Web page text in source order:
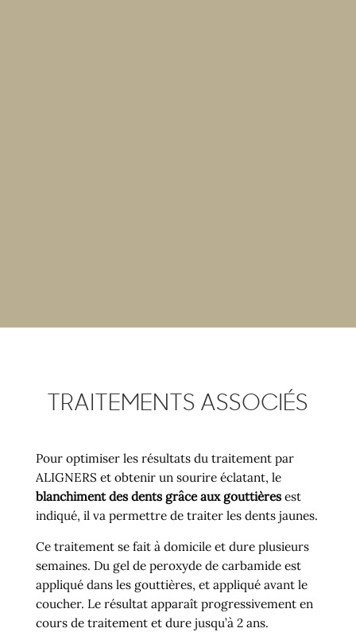
TRAITEMENTS ASSOCIÉS
Pour optimiser les résultats du traitement par
ALIGNERS et obtenir un sourire éclatant, le
blanchiment des dents grâce aux gouttièresest
indiqué, il va permettre de traiter les dents jaunes.
Ce traitement se fait à domicile et dure plusieurs
semaines. Du gel de peroxyde de carbamide est
appliqué dans les gouttières, et appliqué avant le
coucher. Le résultat apparaît progressivement en
cours de traitement et dure jusqu’à 2 ans.